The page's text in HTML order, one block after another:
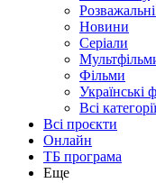
Новини
Серіали
Фільми
Українські
Всі категорії
Всі проєкти
Онлайн
ТБ програма
Еще